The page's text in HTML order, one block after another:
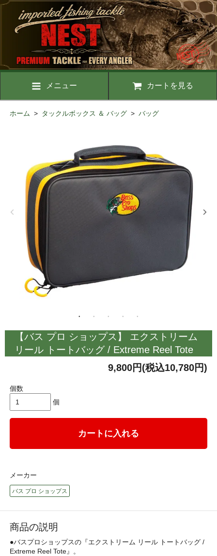
メニュー カートを見る
ホーム > タックルボックス ＆ バッグ > バッグ
【バス プロ ショップス】 エクストリーム
リール トートバッグ / Extreme Reel Tote
9,800円(税込10,780円)
個数
個
カートに入れる
メーカー
バス プロ ショップス
商品の説明
●バスプロショップスの『エクストリーム リール トートバッグ /
Extreme Reel Tote』。